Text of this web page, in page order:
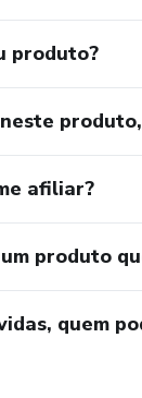
produto?
afiliar?
produto
quem